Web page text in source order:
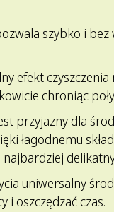
szybko i
efekt
chroniąc
przyjazny dla
łagodnemu
uniwersalny
i oszczędzać czas.